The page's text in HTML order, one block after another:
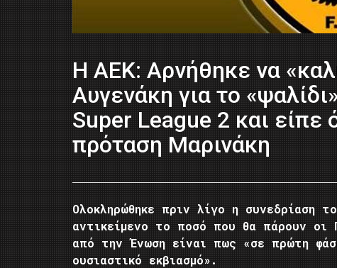
Η ΑΕΚ: Αρνήθηκε να
Αυγενάκη για το
Super League 2 και είπε
πρόταση Μαρινάκη
Ολοκληρώθηκε πριν λίγο η συνεδρίαση
αντικείμενο το ποσό που θα πάρουν
από την Ένωση είναι πως «σε πρώτη
ουσιαστικό εκβιασμό».